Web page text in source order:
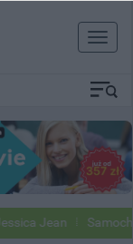
Toggle
Jean